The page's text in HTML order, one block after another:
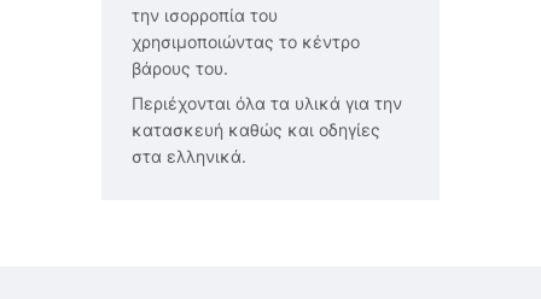
την ισορροπία του
χρησιμοποιώντας το κέντρο
βάρους του.
Περιέχονται όλα τα υλικά για την
κατασκευή καθώς και οδηγίες
στα ελληνικά.